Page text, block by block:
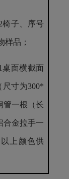
椅子、序号
样品；
桌面横截面
寸为300*
管一根（长
合金拉手一
上颜色供